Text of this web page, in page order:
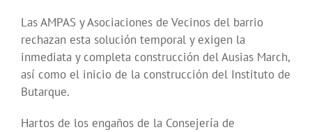
Las AMPAS y Asociaciones de Vecinos del barrio
rechazan esta solución temporal y exigen la
inmediata y completa construcción del Ausias March,
así como el inicio de la construcción del Instituto de
Butarque.
Hartos de los engaños de la Consejería de